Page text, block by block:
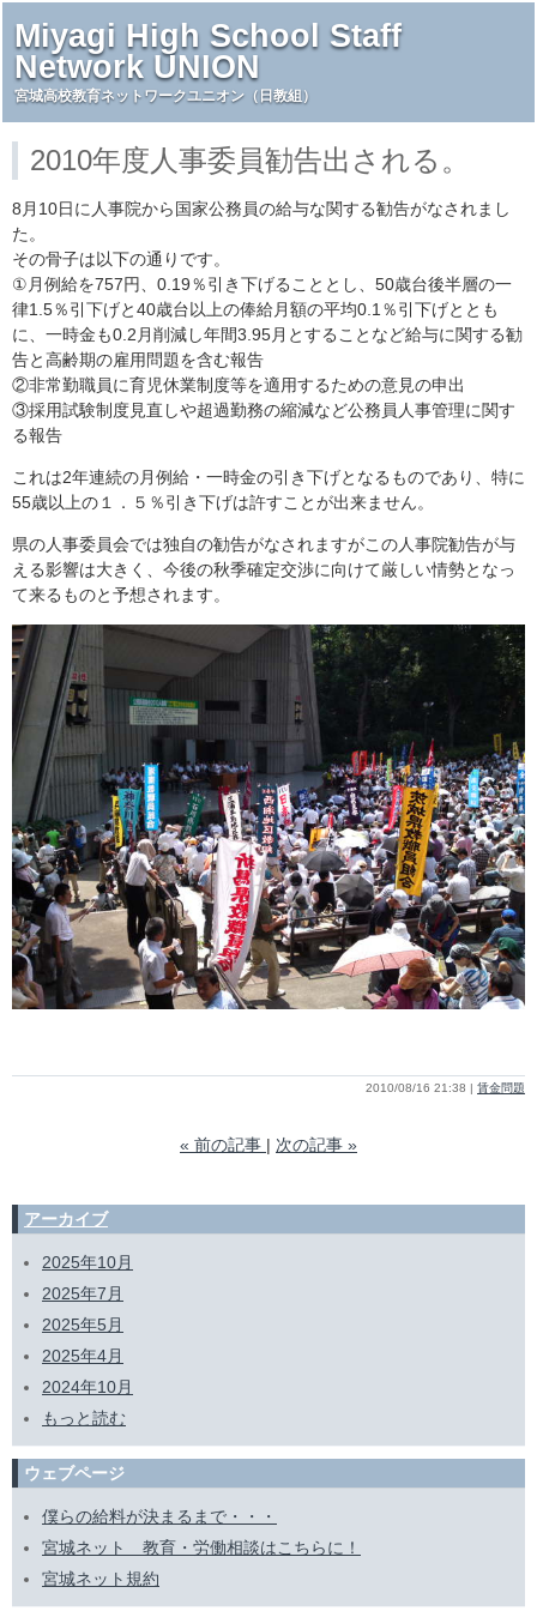
Miyagi High School Staff
Network UNION
宮城高校教育ネットワークユニオン（日教組）
2010年度人事委員勧告出される。
8月10日に人事院から国家公務員の給与な関する勧告がなされまし
た。
その骨子は以下の通りです。
①月例給を757円、0.19％引き下げることとし、50歳台後半層の一
律1.5％引下げと40歳台以上の俸給月額の平均0.1％引下げととも
に、一時金も0.2月削減し年間3.95月とすることなど給与に関する勧
告と高齢期の雇用問題を含む報告
②非常勤職員に育児休業制度等を適用するための意見の申出
③採用試験制度見直しや超過勤務の縮減など公務員人事管理に関す
る報告
これは2年連続の月例給・一時金の引き下げとなるものであり、特に
55歳以上の１．５％引き下げは許すことが出来ません。
県の人事委員会では独自の勧告がなされますがこの人事院勧告が与
える影響は大きく、今後の秋季確定交渉に向けて厳しい情勢となっ
て来るものと予想されます。
2010/08/16 21:38 賃金問題
« 前の記事 次の記事 »
アーカイブ
2025年10月
2025年7月
2025年5月
2025年4月
2024年10月
もっと読む
ウェブページ
僕らの給料が決まるまで・・・
宮城ネット 教育・労働相談はこちらに！
宮城ネット規約